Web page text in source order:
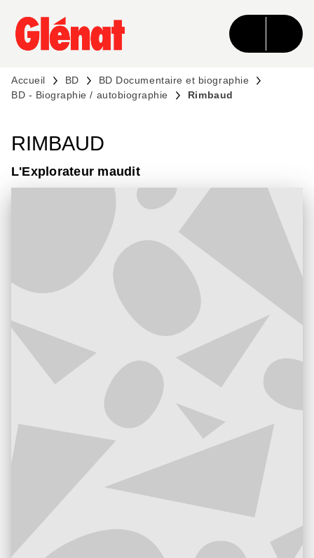
MENU RECHERCHE CONTENU
PIED DE PAGE
Accueil BD
BD Documentaire et biographie
BD - Biographie / autobiographie
Rimbaud
RIMBAUD
L'Explorateur maudit